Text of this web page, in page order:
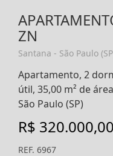
ZN
Santana - São Paulo
Apartamento, 2
útil, 35,00 m² de
São Paulo (SP)
R$ 320.000,00
REF. 6967